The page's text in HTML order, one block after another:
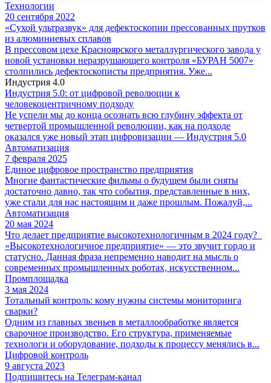
Технологии
20 сентября 2022
«Сухой ультразвук» для дефектоскопии прессованных прутков
из алюминиевых сплавов
В прессовом цехе Красноярского металлургического завода у
новой установки неразрушающего контроля «БУРАН 5007»
столпились дефектоскописты предприятия. Уже...
Индустрия 4.0
Индустрия 5.0: от цифровой революции к
человекоцентричному подходу
Не успели мы до конца осознать всю глубину эффекта от
четвертой промышленной революции, как на подходе
оказался уже новый этап цифровизации — Индустрия 5.0
Автоматизация
7 февраля 2025
Единое цифровое пространство предприятия
Многие фантастические фильмы о будущем были сняты
достаточно давно, так что события, представленные в них,
уже стали для нас настоящим и даже прошлым. Пожалуй,...
Автоматизация
20 мая 2024
Что делает предприятие высокотехнологичным в 2024 году?
«Высокотехнологичное предприятие» — это звучит гордо и
статусно. Данная фраза непременно наводит на мысль о
современных промышленных роботах, искусственном...
Промплощадка
3 мая 2024
Тотальный контроль: кому нужны системы мониторинга
сварки?
Одним из главных звеньев в металлообработке является
сварочное производство. Его структура, применяемые
технологи и оборудование, подходы к процессу менялись в...
Цифровой контроль
9 августа 2023
Подпишитесь на Телеграм-канал